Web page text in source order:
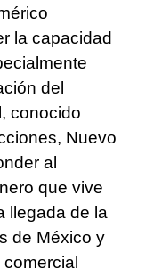
la capacidad
del
conocido
Nuevo
al
que vive
llegada de la
de México y